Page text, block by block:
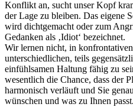
Konflikt an, sucht unser Kopf
der Lage zu bleiben. Das eigene
wird dichtgemacht oder zum
Gedanken als ‚Idiot‘ bezeichnet.
Wir lernen nicht, in
unterschiedlichen, teils
einfühlsamen Haltung fähig zu
wesentlich die Chance, dass der
harmonisch verläuft und Sie
wünschen und was zu Ihnen passt.